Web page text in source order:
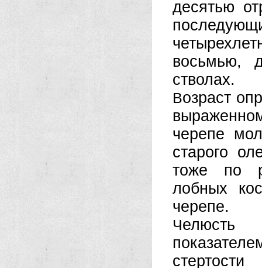
десятью
восьмью,
стволах.
Возраст
черепе
старого
тоже по
лобных
черепе.
Челюсть